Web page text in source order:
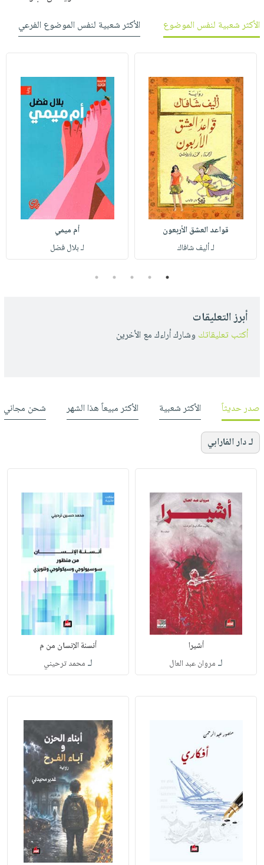
الأكثر شعبية لنفس الموضوع
الأكثر شعبية لنفس الموضوع الفرعي
قواعد العشق الأربعون
لـ أليف شافاك
أم ميمي
لـ بلال فضل
1
2
3
4
5
أبرز التعليقات
أكتب تعليقاتك وشارك أراءك مع الأخرين
صدر حديثاً الأكثر شعبية الأكثر مبيعاً هذا الشهر شحن مجاني
لـ دار الفارابي
أشيرا
لـ مروان عبد العال
أنسنة الإنسان من م
لـ محمد ترحيني